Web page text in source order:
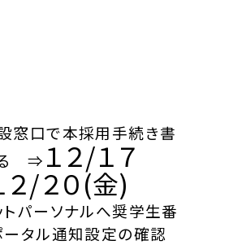
窓口で本採用手続き書
る ⇒ １２/１７
/２０(金)
パーソナルへ奨学生番
ータル通知設定の確認